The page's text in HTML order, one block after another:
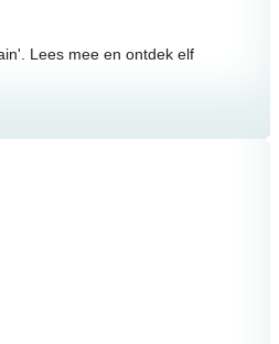
Lees mee en ontdek elf